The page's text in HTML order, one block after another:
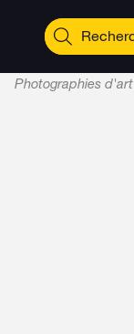
Photographies d'art